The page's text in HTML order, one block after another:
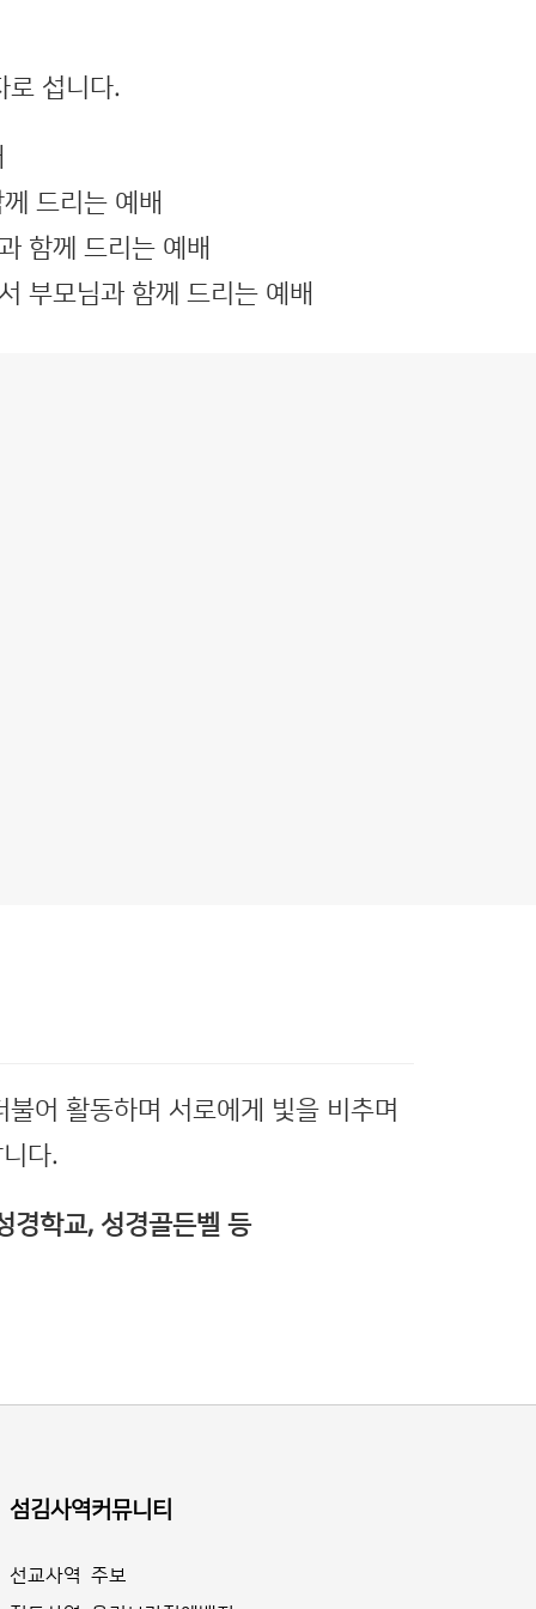
로 섭니다.
드리는 예배
함께 드리는 예배
부모님과 함께 드리는 예배
어 활동하며 서로에게 빛을 비추며
다.
경학교, 성경골든벨 등
섬김사역
선교사역
커뮤니티
주보